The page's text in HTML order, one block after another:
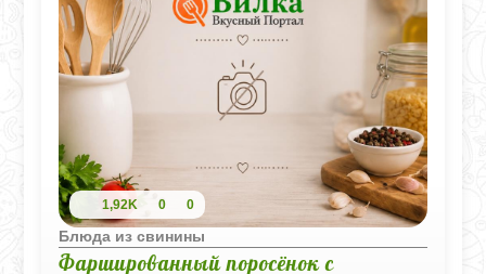
1,92K 0 0
Блюда из свинины
Фаршированный поросёнок с